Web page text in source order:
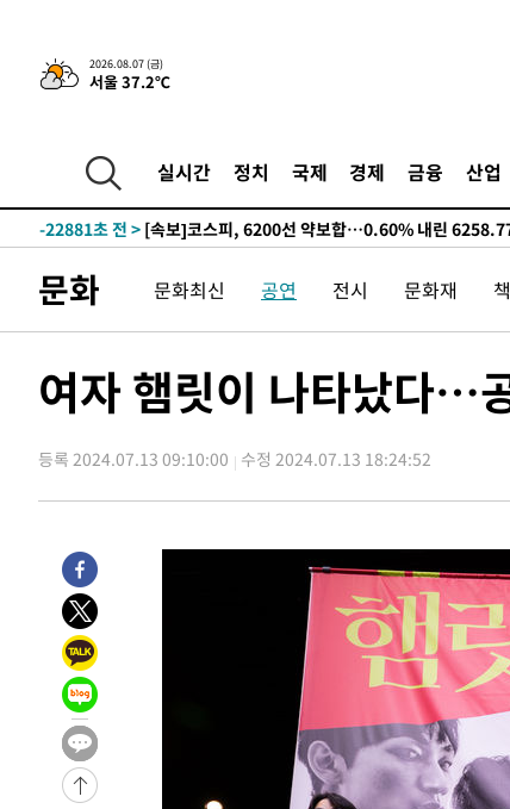
2026.08.07 (금)
서울 37.2℃
실시간 정치 국제 경제 금융 산업
-27085초 전 >SK하이닉스, 용인·청주 팹에 54조 투자…"AI 메모리
응"
-23941초 전 > 여자배구 이재영·이다영 자매, 아제르바이잔 투란VC
-22928초 전 >
[속보]코스닥, 2.86포인트(0.36%) 내린 798.81마감
-22881초 전 >
-22861초 전 > [속보]원·달러 환율, 7.7원 내린 1416.1원 마감
-19840초 전 >
[속보]종합특검, '계엄 수용공간 확보' 신용해 前교정
-18713초 전 >외신들도 주목한 韓축구 파문…"국민적 공분에 수사
-17706초 전 >[속보]규제합리화위원회 부위원장에 김태유 서울대
-9389초 전 >[속보] 7월 중국 수출 23.9%↑ 수입 27.5%↑…무역
-6549초 전 >[속보]'채상병 순직 책임' 임성근, 항소심도 징역 3년
-3015초 전 >
민주 콩고 에볼라환자 4천명 돌파, 4053명 발생 1850명
-30901초 전 >
"낮 기온 소폭 하락"…수도권 폭염중대경보, 폭염경보
-30865초 전 >
[속보]이 대통령, '호우피해' 안동·의성 관할 4개 면
선포
-30828초 전 >
[단독]중수청 지원 검사들, 정원 초과 시 낮은 계급 임
갈 수도
-28799초 전 >
낮 최고 37도 찜통더위…곳곳 소나기·강원 많은 비[
-27105초 전 >
SK하이닉스, 용인·청주 팹에 54조 투자…"AI 메모리
응"
-23961초 전 >
여자배구 이재영·이다영 자매, 아제르바이잔 투란VC
-23214초 전 >
외국인 심판 성 접대 7경기 들여다보니…한국 축구
문화 문화최신 공연 전시 문화재 책
여자 햄릿이 나타났다…
등록 2024.07.13 09:10:00 수정 2024.07.13 18:24:52